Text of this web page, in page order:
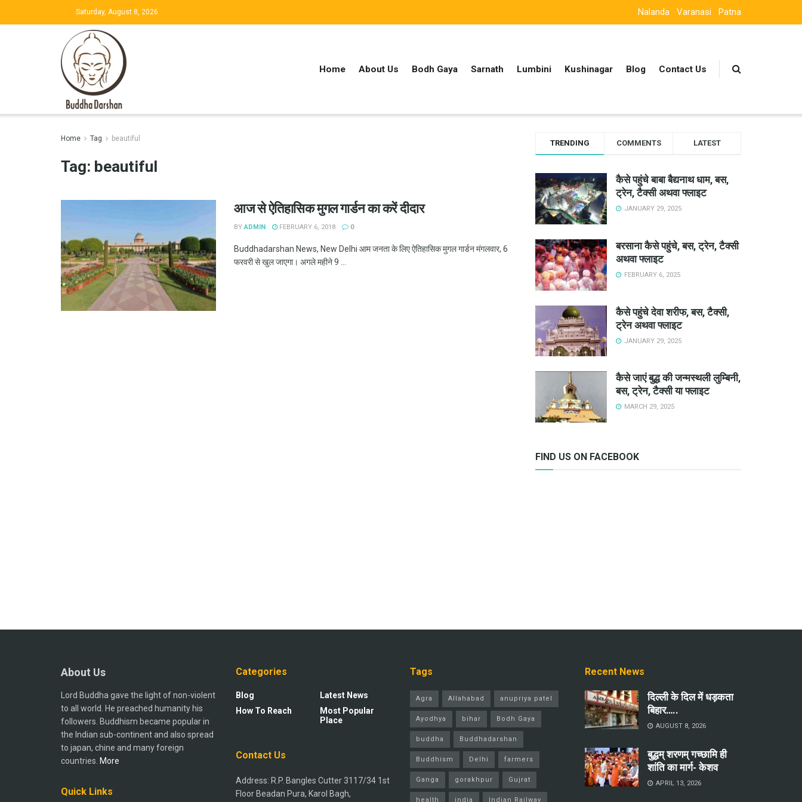
Saturday, August 8, 2026 Nalanda Varanasi Patna
Home About Us Bodh Gaya Sarnath Lumbini Kushinagar Blog Contact Us
Home Tag beautiful
Tag: beautiful
आज से ऐतिहासिक मुगल गार्डन का करें दीदार
BY ADMIN FEBRUARY 6, 2018 0
Buddhadarshan News, New Delhi आम जनता के लिए ऐतिहासिक मुगल गार्डन मंगलवार, 6
फरवरी से खुल जाएगा। अगले महीने 9 ...
TRENDING COMMENTS LATEST
कैसे पहुंचे बाबा बैद्यनाथ धाम, बस,
ट्रेन, टैक्सी अथवा फ्लाइट
JANUARY 29, 2025
बरसाना कैसे पहुंचे, बस, ट्रेन, टैक्सी
अथवा फ्लाइट
FEBRUARY 6, 2025
कैसे पहुंचे देवा शरीफ, बस, टैक्सी,
ट्रेन अथवा फ्लाइट
JANUARY 29, 2025
कैसे जाएं बुद्ध की जन्मस्थली लुम्बिनी,
बस, ट्रेन, टैक्सी या फ्लाइट
MARCH 29, 2025
FIND US ON FACEBOOK
About Us
Lord Buddha gave the light of non-violent
to all world. He preached humanity his
followers. Buddhism became popular in
the Indian sub-continent and also spread
to japan, chine and many foreign
countries. More
Quick Links
Categories
Blog
How To Reach
Latest News
Most Popular
Place
Contact Us
Address: R.P. Bangles Cutter 3117/34 1st
Floor Beadan Pura, Karol Bagh,
Tags
Agra Allahabad anupriya patel
Ayodhya bihar Bodh Gaya
buddha Buddhadarshan
Buddhism Delhi farmers
Ganga gorakhpur Gujrat
health india Indian Railway
Recent News
दिल्ली के दिल में धड़कता
बिहार…..
AUGUST 8, 2026
बुद्धम् शरणम् गच्छामि ही
शांति का मार्ग- केशव
APRIL 13, 2026